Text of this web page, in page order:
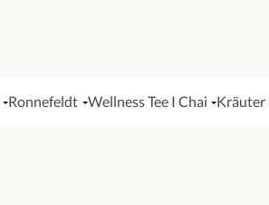
Ronnefeldt Wellness Tee I Chai Kräuter